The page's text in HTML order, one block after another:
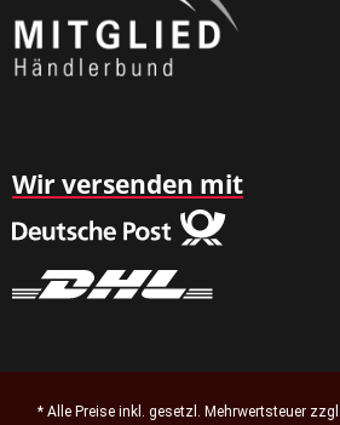
Wir versenden mit
* Alle Preise inkl. gesetzl. Mehrwertsteuer zzgl.